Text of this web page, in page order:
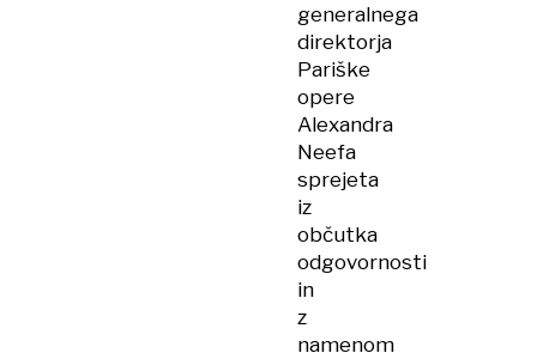
generalnega
direktorja
Pariške
opere
Alexandra
Neefa
sprejeta
iz
občutka
odgovornosti
in
z
namenom